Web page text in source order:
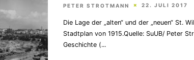
PETER STROTMANN 22. JULI 2017
Die Lage der „alten“ und der „neuen“ St.
Stadtplan von 1915.Quelle: SuUB/ Peter
Geschichte (...